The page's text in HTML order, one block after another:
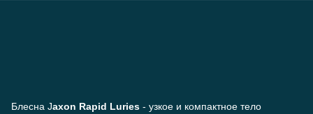
Блесна Jaxon Rapid Luries - узкое и компактное тело